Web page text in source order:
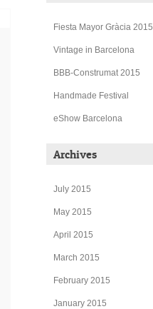
Fiesta Mayor Gràcia 2015
Vintage in Barcelona
BBB-Construmat 2015
Handmade Festival
eShow Barcelona
Archives
July 2015
May 2015
April 2015
March 2015
February 2015
January 2015